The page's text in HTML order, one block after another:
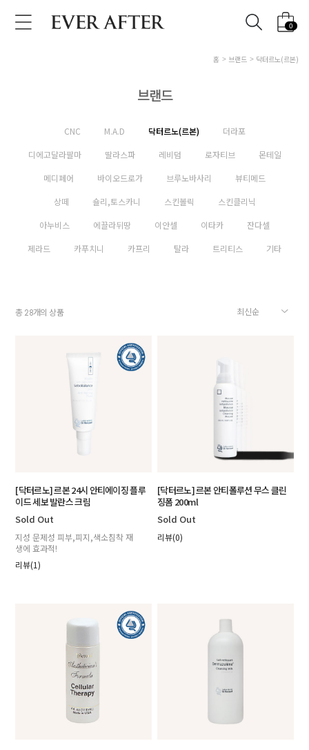
0
홈 브랜드 닥터르노(르본)
브랜드
CNC M.A.D 닥터르노(르본)
더라포
디에고달라팔마
딸라스파 레비덤 로자티브
몬테일
메디페어
바이오드로가 브루노바사리
뷰티메드
상떼
숄리,토스카니 스킨볼릭
스킨클리닉
아누비스
에끌라뒤땅 이안셀 이타카
잔다셀
제라드
카푸치니 카프리 탈라 트리티스 기타
총28개의 상품
[닥터르노] 르본 24시 안티에이징 플루
이드 세보 발란스 크림
Sold Out
지성 문제성 피부,피지,색소침착 재
생에 효과적!
리뷰(1)
[닥터르노] 르본 안티폴루션 무스 클린
징폼 200ml
Sold Out
리뷰(0)